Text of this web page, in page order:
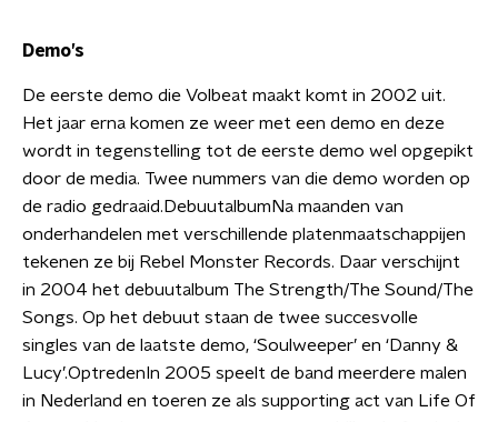
Demo’s
De eerste demo die Volbeat maakt komt in 2002 uit.
Het jaar erna komen ze weer met een demo en deze
wordt in tegenstelling tot de eerste demo wel opgepikt
door de media. Twee nummers van die demo worden op
de radio gedraaid.DebuutalbumNa maanden van
onderhandelen met verschillende platenmaatschappijen
tekenen ze bij Rebel Monster Records. Daar verschijnt
in 2004 het debuutalbum The Strength/The Sound/The
Songs. Op het debuut staan de twee succesvolle
singles van de laatste demo, ‘Soulweeper’ en ‘Danny &
Lucy’.OptredenIn 2005 speelt de band meerdere malen
in Nederland en toeren ze als supporting act van Life Of